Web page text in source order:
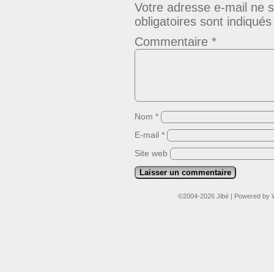
Votre adresse e-mail ne
obligatoires sont
Commentaire *
Nom *
E-mail *
Site web
©2004-2026 Jibé | Powered by